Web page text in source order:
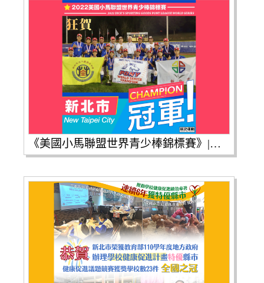
《美國小馬聯盟世界青少棒錦標賽》|恭喜以二重國中為主體及搭配新泰國中組成的新北代表隊勇奪冠軍